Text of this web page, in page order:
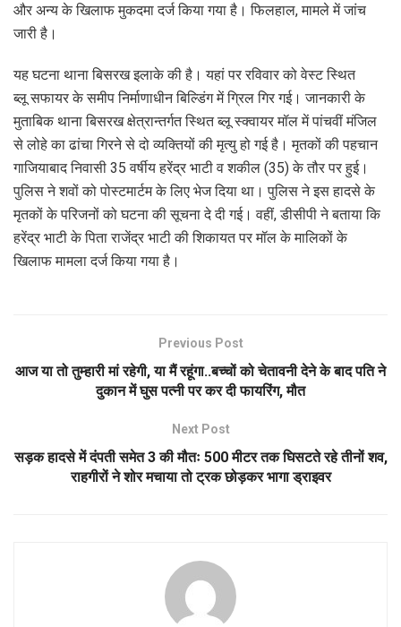
और अन्य के खिलाफ मुकदमा दर्ज किया गया है। फिलहाल, मामले में जांच
जारी है।
यह घटना थाना बिसरख इलाके की है। यहां पर रविवार को वेस्ट स्थित
ब्लू सफायर के समीप निर्माणाधीन बिल्डिंग में ग्रिल गिर गई। जानकारी के
मुताबिक थाना बिसरख क्षेत्रान्तर्गत स्थित ब्लू स्क्वायर मॉल में पांचवीं मंजिल
से लोहे का ढांचा गिरने से दो व्यक्तियों की मृत्यु हो गई है। मृतकों की पहचान
गाजियाबाद निवासी 35 वर्षीय हरेंद्र भाटी व शकील (35) के तौर पर हुई।
पुलिस ने शवों को पोस्टमार्टम के लिए भेज दिया था। पुलिस ने इस हादसे के
मृतकों के परिजनों को घटना की सूचना दे दी गई। वहीं, डीसीपी ने बताया कि
हरेंद्र भाटी के पिता राजेंद्र भाटी की शिकायत पर मॉल के मालिकों के
खिलाफ मामला दर्ज किया गया है।
Previous Post
आज या तो तुम्हारी मां रहेगी, या मैं रहूंगा..बच्चों को चेतावनी देने के बाद पति ने
दुकान में घुस पत्नी पर कर दी फायरिंग, मौत
Next Post
सड़क हादसे में दंपती समेत 3 की मौतः 500 मीटर तक घिसटते रहे तीनों शव,
राहगीरों ने शोर मचाया तो ट्रक छोड़कर भागा ड्राइवर